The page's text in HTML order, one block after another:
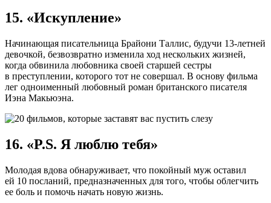
15. «Искупление»
Начинающая писательница Брайони Таллис, будучи 13-летней
девочкой, безвозвратно изменила ход нескольких жизней,
когда обвинила любовника своей старшей сестры
в преступлении, которого тот не совершал. В основу фильма
лег одноименный любовный роман британского писателя
Иэна Макьюэна.
16. «P.S. Я люблю тебя»
Молодая вдова обнаруживает, что покойный муж оставил
ей 10 посланий, предназначенных для того, чтобы облегчить
ее боль и помочь начать новую жизнь.